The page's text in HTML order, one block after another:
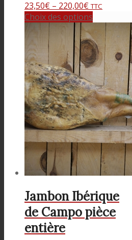
23,50€ – 220,00€ TTC
Choix des options
Jambon Ibérique
de Campo pièce
entière